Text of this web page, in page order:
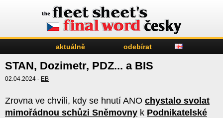
aktuálně odebírat
STAN, Dozimetr, PDZ... a BIS
02.04.2024 - EB
Zrovna ve chvíli, kdy se hnutí ANO chystalo svolat
mimořádnou schůzi Sněmovny k Podnikatelské